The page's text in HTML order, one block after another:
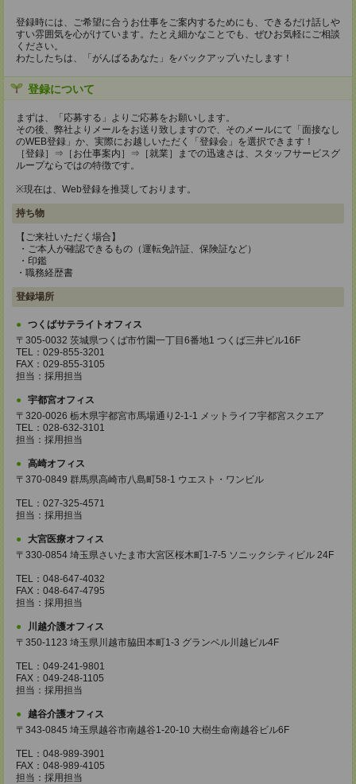
登録時には、ご希望に合うお仕事をご案内するためにも、できるだけ話しや
すい雰囲気を心がけています。たとえ細かなことでも、ぜひお気軽にご相談
ください。
わたしたちは、「がんばるあなた」をバックアップいたします！
登録について
まずは、「応募する」よりご応募をお願いします。
その後、弊社よりメールをお送り致しますので、そのメールにて「面接なし
のWEB登録」か、実際にお越しいただく「登録会」を選択できます！
［登録］⇒［お仕事案内］⇒［就業］までの迅速さは、スタッフサービスグ
ループならではの特徴です。
※現在は、Web登録を推奨しております。
持ち物
【ご来社いただく場合】
・ご本人が確認できるもの（運転免許証、保険証など）
・印鑑
・職務経歴書
登録場所
つくばサテライトオフィス
〒305-0032 茨城県つくば市竹園一丁目6番地1 つくば三井ビル16F
TEL：029-855-3201
FAX：029-855-3105
担当：採用担当
宇都宮オフィス
〒320-0026 栃木県宇都宮市馬場通り2-1-1 メットライフ宇都宮スクエア
TEL：028-632-3101
担当：採用担当
高崎オフィス
〒370-0849 群馬県高崎市八島町58-1 ウエスト・ワンビル
TEL：027-325-4571
担当：採用担当
大宮医療オフィス
〒330-0854 埼玉県さいたま市大宮区桜木町1-7-5 ソニックシティビル 24F
TEL：048-647-4032
FAX：048-647-4795
担当：採用担当
川越介護オフィス
〒350-1123 埼玉県川越市脇田本町1-3 グランベル川越ビル4F
TEL：049-241-9801
FAX：049-248-1105
担当：採用担当
越谷介護オフィス
〒343-0845 埼玉県越谷市南越谷1-20-10 大樹生命南越谷ビル6F
TEL：048-989-3901
FAX：048-989-4105
担当：採用担当